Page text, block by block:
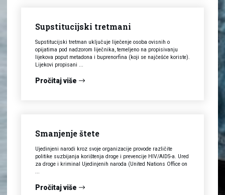
Supstitucijski tretmani
Supstitucijski tretman uključuje liječenje osoba ovisnih o
opijatima pod nadzorom liječnika, temeljeno na propisivanju
lijekova poput metadona i buprenorfina (koji se najčešće koriste).
Lijekovi propisani ...
Pročitaj više
Smanjenje štete
Ujedinjeni narodi kroz svoje organizacije provode različite
politike suzbijanja korištenja droge i prevencije HIV/AIDS-a. Ured
za droge i kriminal Ujedinjenih naroda (United Nations Office on
...
Pročitaj više